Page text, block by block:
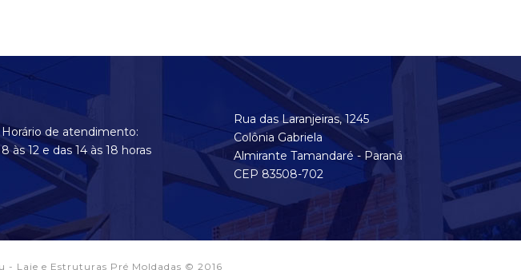
Horário de atendimento:
8 às 12 e das 14 às 18 horas
Rua das Laranjeiras, 1245
Colônia Gabriela
Almirante Tamandaré - Paraná
CEP 83508-702
- Laje e Estruturas Pré Moldadas © 2016